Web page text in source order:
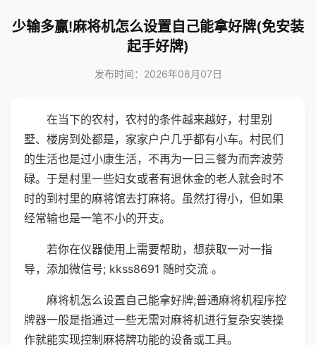
少输多赢!麻将机怎么设置自己能拿好牌(免安装
起手好牌)
发布时间：2026年08月07日
在当下的农村，农村的条件越来越好，村里别
墅、楼房到处都是，家家户户几乎都有小车。村民们
的生活也是过小康生活，不再为一日三餐为而奔波劳
碌。于是村里一些妇女或者有退休金的老人就会时不
时的到村里的麻将馆去打麻将。虽然打得小，但如果
经常输也是一笔不小的开支。
若你在仪器使用上需要帮助，想获取一对一指
导，添加微信号; kkss8691 随时交流 。
麻将机怎么设置自己能拿好牌;普通麻将机程序控
牌器一般是指通过一些无需对麻将机进行复杂安装操
作就能实现控制麻将牌功能的设备或工具。